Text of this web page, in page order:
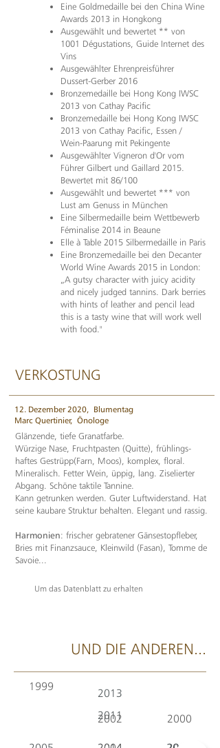
Eine Goldmedaille bei den China Wine
Awards 2013 in Hongkong
Ausgewählt und bewertet ** von
1001 Dégustations, Guide Internet des
Vins
Ausgewählter Ehrenpreisführer
Dussert-Gerber 2016
Bronzemedaille bei Hong Kong IWSC
2013 von Cathay Pacific
Bronzemedaille bei Hong Kong IWSC
2013 von Cathay Pacific, Essen /
Wein-Paarung mit Pekingente
Ausgewählter Vigneron d'Or vom
Führer Gilbert und Gaillard 2015.
Bewertet mit 86/100
Ausgewählt und bewertet *** von
Lust am Genuss in München
Eine Silbermedaille beim Wettbewerb
Féminalise 2014 in Beaune
Elle à Table 2015 Silbermedaille in Paris
Eine Bronzemedaille bei den Decanter
World Wine Awards 2015 in London:
„A gutsy character with juicy acidity
and nicely judged tannins. Dark berries
with hints of leather and pencil lead
this is a tasty wine that will work well
with food."
VERKOSTUNG
12. Dezember 2020, Blumentag
Marc Quertinier, Önologe
Glänzende, tiefe Granatfarbe.
Würzige Nase, Fruchtpasten (Quitte), frühlings-
haftes Gestrüpp(Farn, Moos), komplex, floral.
Mineralisch. Fetter Wein, üppig, lang. Ziselierter
Abgang. Schöne taktile Tannine.
Kann getrunken werden. Guter Luftwiderstand. Hat
seine kaubare Struktur behalten. Elegant und rassig.
Harmonien: frischer gebratener Gänsestopfleber,
Bries mit Finanzsauce, Kleinwild (Fasan), Tomme de
Savoie...
Um das Datenblatt zu erhalten
UND DIE ANDEREN...
1999
2011 2000
2013
2002